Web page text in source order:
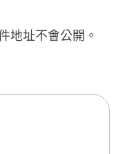
地址不會公開。